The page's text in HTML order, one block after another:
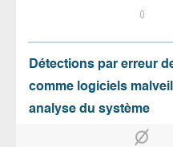
0
Détections par erreur
comme logiciels
analyse du système